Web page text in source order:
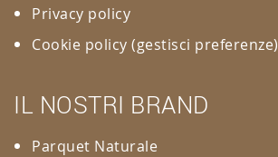
Privacy policy
Cookie policy (gestisci preferenze)
IL NOSTRI BRAND
Parquet Naturale